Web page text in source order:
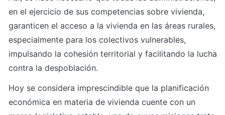
en el ejercicio de sus competencias sobre vivienda,
garanticen el acceso a la vivienda en las áreas rurales,
especialmente para los colectivos vulnerables,
impulsando la cohesión territorial y facilitando la lucha
contra la despoblación.
Hoy se considera imprescindible que la planificación
económica en materia de vivienda cuente con un